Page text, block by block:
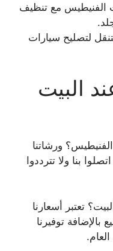
مع تنظيف
لتصليح سيارات
البيت
ورشاتنا
بنا ولا تترددوا
تعتبر أسعارنا
توفيرنا